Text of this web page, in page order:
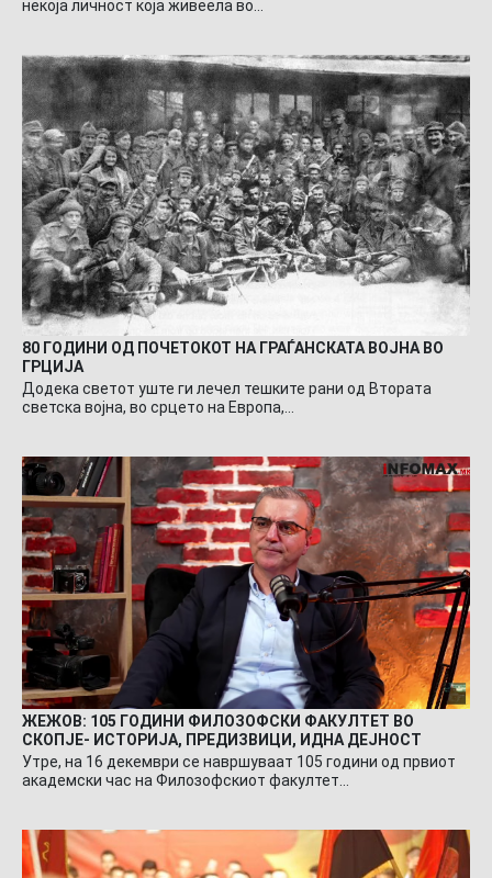
некоја личност која живеела во…
80 ГОДИНИ ОД ПОЧЕТОКОТ НА ГРАЃАНСКАТА ВОЈНА ВО
ГРЦИЈА
Додека светот уште ги лечел тешките рани од Втората
светска војна, во срцето на Европа,…
ЖЕЖОВ: 105 ГОДИНИ ФИЛОЗОФСКИ ФАКУЛТЕТ ВО
СКОПЈЕ- ИСТОРИЈА, ПРЕДИЗВИЦИ, ИДНА ДЕЈНОСТ
Утре, на 16 декември се навршуваат 105 години од првиот
академски час на Филозофскиот факултет…